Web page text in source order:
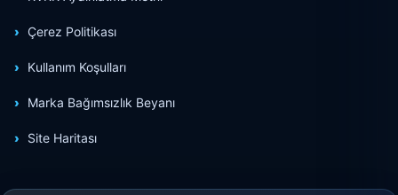
Çerez Politikası
Kullanım Koşulları
Marka Bağımsızlık Beyanı
Site Haritası